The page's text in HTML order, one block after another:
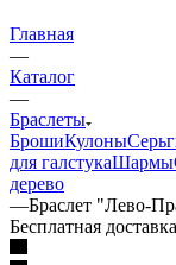
Главная
—
Каталог
—
Браслеты
БрошиКулоны
для галстукаШармы
дерево
—Браслет "Лево-
Бесплатная доставка